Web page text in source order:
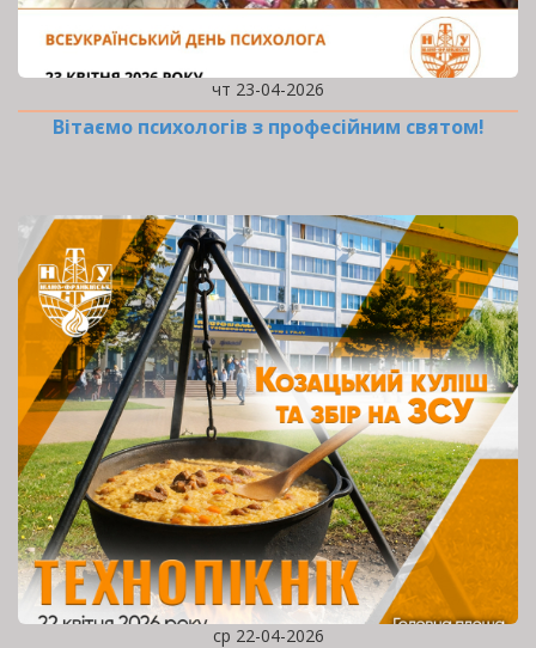
чт 23-04-2026
Вітаємо психологів з професійним святом!
ср 22-04-2026